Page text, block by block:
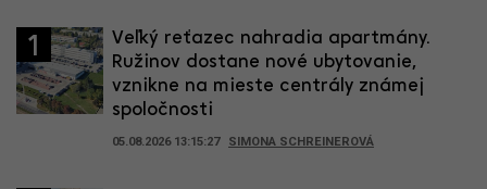
1
Veľký reťazec nahradia apartmány.
Ružinov dostane nové ubytovanie,
vznikne na mieste centrály známej
spoločnosti
05.08.2026 13:15:27 SIMONA SCHREINEROVÁ